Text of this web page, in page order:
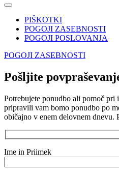
PIŠKOTKI
POGOJI ZASEBNOSTI
POGOJI POSLOVANJA
POGOJI ZASEBNOSTI
Pošljite
Potrebujete ponudbo ali pomoč pri
pripravili vam bomo ponudbo po
običajno v enem delovnem dnevu.
Ime in Priimek